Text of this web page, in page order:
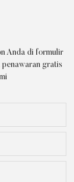
Anda di formulir
penawaran gratis